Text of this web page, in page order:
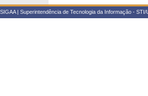
SIGAA | Superintendência de Tecnologia da Informação -